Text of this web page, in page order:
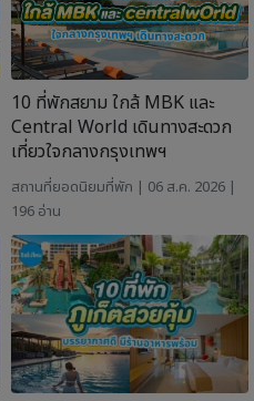
10 ที่พักสยาม ใกล้ MBK และ
Central World เดินทางสะดวก
เที่ยวใจกลางกรุงเทพฯ
สถานที่ยอดนิยมที่พัก | 06 ส.ค. 2026 |
196 อ่าน